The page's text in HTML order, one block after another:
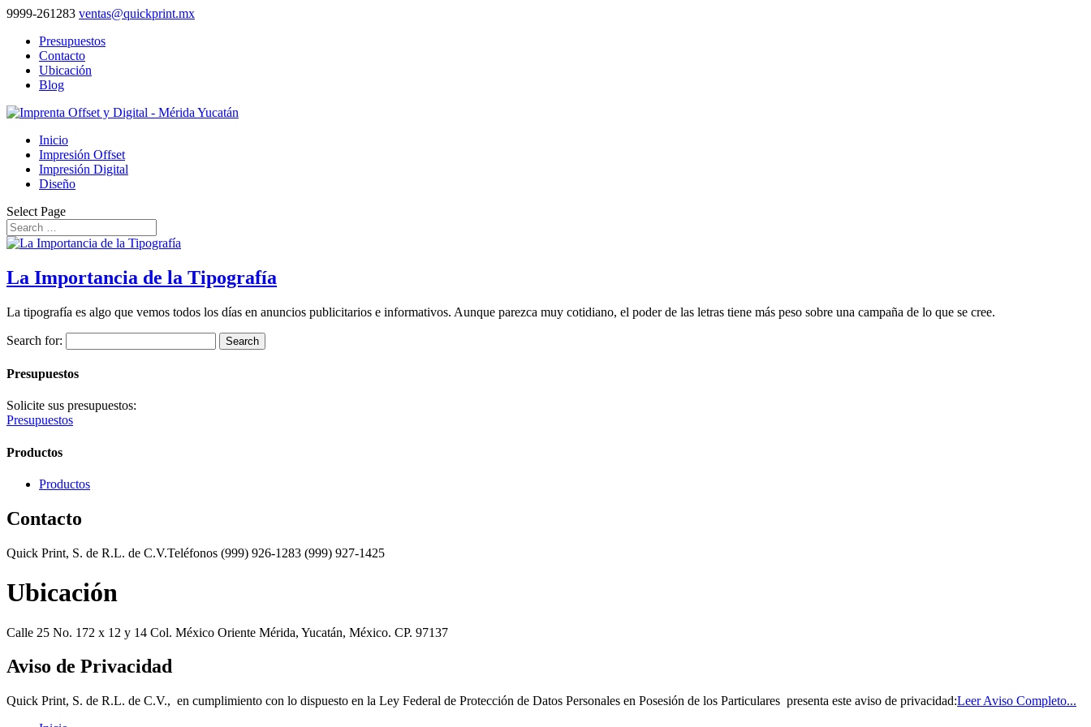
9999-261283 ventas@quickprint.mx
Presupuestos
Contacto
Ubicación
Blog
Inicio
Impresión Offset
Impresión Digital
Diseño
Select Page
La Importancia de la Tipografía
La tipografía es algo que vemos todos los días en anuncios publicitarios e informativos. Aunque parezca muy cotidiano, el poder de las letras tiene más peso sobre una campaña de lo que se cree.
Search for:
Presupuestos
Solicite sus presupuestos:
Presupuestos
Productos
Productos
Contacto
Quick Print, S. de R.L. de C.V.Teléfonos (999) 926-1283 (999) 927-1425
Ubicación
Calle 25 No. 172 x 12 y 14 Col. México Oriente Mérida, Yucatán, México. CP. 97137
Aviso de Privacidad
Quick Print, S. de R.L. de C.V., en cumplimiento con lo dispuesto en la Ley Federal de Protección de Datos Personales en Posesión de los Particulares presenta este aviso de privacidad:Leer Aviso Completo...